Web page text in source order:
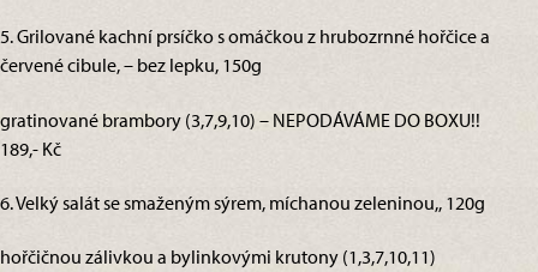
5. Grilované kachní prsíčko s omáčkou z hrubozrnné hořčice a
červené cibule, – bez lepku, 150g
gratinované brambory (3,7,9,10) – NEPODÁVÁME DO BOXU!!
189,- Kč
6. Velký salát se smaženým sýrem, míchanou zeleninou,, 120g
hořčičnou zálivkou a bylinkovými krutony (1,3,7,10,11)